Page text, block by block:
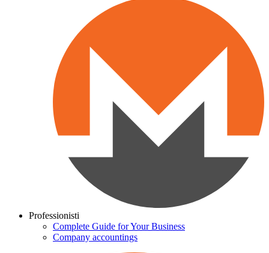
Professionisti
Complete Guide for Your Business
Company accountings